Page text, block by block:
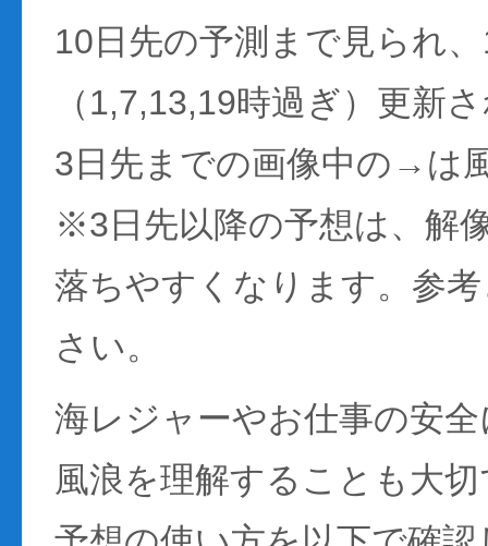
10日先の予測まで見られ
（1,7,13,19時過ぎ）更新
3日先までの画像中の→は
※3日先以降の予想は、解
落ちやすくなります。参
さい。
海レジャーやお仕事の安
風浪を理解することも大